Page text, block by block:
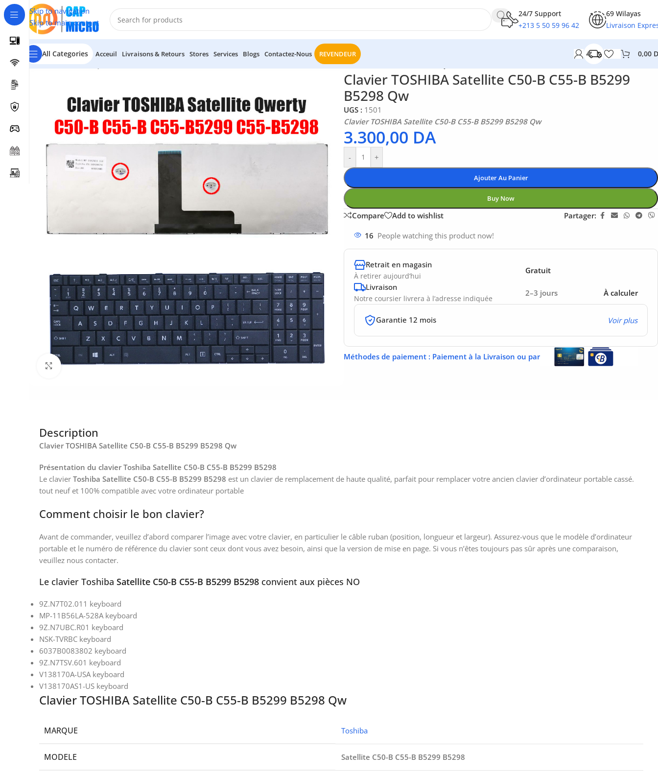
Skip to navigation
Skip to main content
24/7 Support
+213 5 50 59 96 42
69 Wilayas
Livraison
All Categories Acceuil Livraisons & Retours Stores Services Blogs Contactez-Nous REVENDEUR 0,00
Accueil/INFORMATIQUE Clavier TOSHIBA Satellite C50-B C55-B B5299 B5298 Qw
Click to enlarge
Clavier TOSHIBA Satellite C50-B C55-B B5299
B5298 Qw
UGS : 1501
Clavier TOSHIBA Satellite C50-B C55-B B5299 B5298 Qw
3.300,00 DA
- +
Ajouter Au Panier
Buy Now
Compare Add to wishlist Partager:
16 People watching this product now!
Retrait en magasin
À retirer aujourd’hui
Gratuit
Livraison
Notre coursier livrera à l’adresse indiquée
2–3 jours À calculer
Garantie 12 mois Voir plus
Méthodes de paiement : Paiement à la Livraison ou par
Description
Clavier TOSHIBA Satellite C50-B C55-B B5299 B5298 Qw
Présentation du clavier Toshiba Satellite C50-B C55-B B5299 B5298
Le clavier Toshiba Satellite C50-B C55-B B5299 B5298 est un clavier de remplacement de haute qualité, parfait pour remplacer votre ancien clavier d’ordinateur portable cassé.
tout neuf et 100% compatible avec votre ordinateur portable
Comment choisir le bon clavier?
Avant de commander, veuillez d’abord comparer l’image avec votre clavier, en particulier le câble ruban (position, longueur et largeur). Assurez-vous que le modèle d’ordinateur
portable et le numéro de référence du clavier sont ceux dont vous avez besoin, ainsi que la version de mise en page. Si vous n’êtes toujours pas sûr après une comparaison,
veuillez nous contacter.
Le clavier Toshiba Satellite C50-B C55-B B5299 B5298 convient aux pièces NO
9Z.N7T02.011 keyboard
MP-11B56LA-528A keyboard
9Z.N7UBC.R01 keyboard
NSK-TVRBC keyboard
6037B0083802 keyboard
9Z.N7TSV.601 keyboard
V138170A-USA keyboard
V138170AS1-US keyboard
Clavier TOSHIBA Satellite C50-B C55-B B5299 B5298 Qw
MARQUE Toshiba
MODELE Satellite C50-B C55-B B5299 B5298